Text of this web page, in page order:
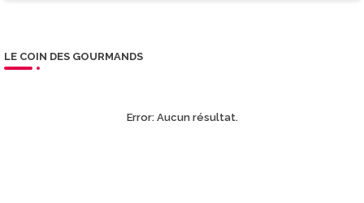
LE COIN DES GOURMANDS
Error:Aucun résultat.